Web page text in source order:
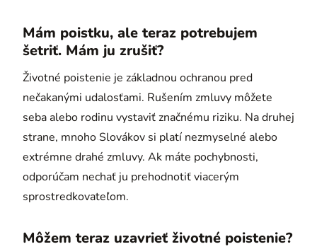
Mám poistku, ale teraz potrebujem
šetriť. Mám ju zrušiť?
Životné poistenie je základnou ochranou pred
nečakanými udalosťami. Rušením zmluvy môžete
seba alebo rodinu vystaviť značnému riziku. Na druhej
strane, mnoho Slovákov si platí nezmyselné alebo
extrémne drahé zmluvy. Ak máte pochybnosti,
odporúčam nechať ju prehodnotiť viacerým
sprostredkovateľom.
Môžem teraz uzavrieť životné poistenie?